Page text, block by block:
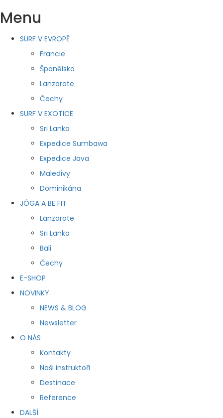
Menu
SURF V EVROPĚ
Francie
Španělsko
Lanzarote
Čechy
SURF V EXOTICE
Sri Lanka
Expedice Sumbawa
Expedice Java
Maledivy
Dominikána
JÓGA A BE FIT
Lanzarote
Sri Lanka
Bali
Čechy
E-SHOP
NOVINKY
NEWS & BLOG
Newsletter
O NÁS
Kontakty
Naši instruktoři
Destinace
Reference
DALŠÍ